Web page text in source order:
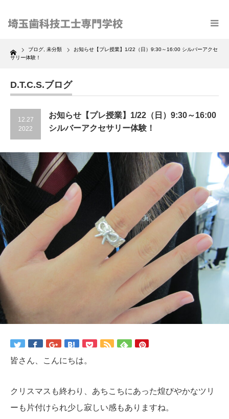
Home ブログ 未分類
お知らせ【プレ授業】1/22（日）9:30～16:00 シルバーアクセ
サリー体験！
D.T.C.S.ブログ
12.27
2022
お知らせ【プレ授業】1/22（日）9:30～16:00
シルバーアクセサリー体験！
皆さん、こんにちは。
クリスマスも終わり、あちこちにあった煌びやかなツリ
ーも片付けられ少し寂しい感もありますね。